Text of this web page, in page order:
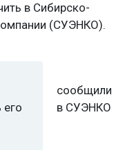
в Сибирско-
(СУЭНКО).
его
сообщили
в СУЭНКО